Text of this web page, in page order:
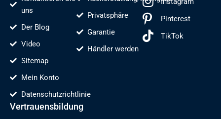
uns
Der Blog
Video
Sitemap
Mein Konto
Datenschutzrichtlinie
Privatsphäre
Garantie
Händler werden
Pinterest
TikTok
Vertrauensbildung